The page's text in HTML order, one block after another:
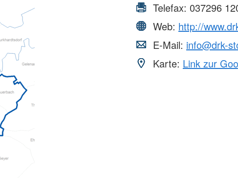
Telefax: 037296
Web: http://
E-Mail: info@drk-
Karte: Link zur